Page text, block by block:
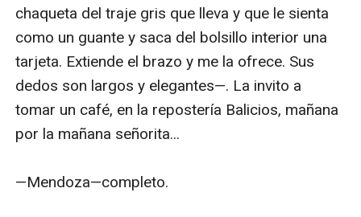
chaqueta del traje gris que lleva y que le sienta
como un guante y saca del bolsillo interior una
tarjeta. Extiende el brazo y me la ofrece. Sus
dedos son largos y elegantes—. La invito a
tomar un café, en la repostería Balicios, mañana
por la mañana señorita...
—Mendoza—completo.